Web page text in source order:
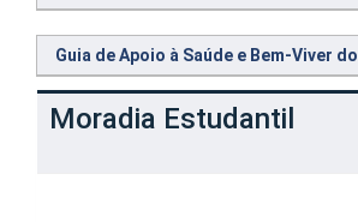
Guia de Apoio à Saúde e Bem-Viver
Moradia Estudantil